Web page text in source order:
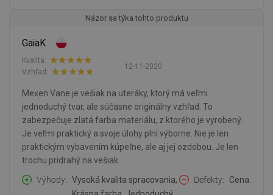
Názor sa týka tohto produktu
GaiaK
12-11-2020
Kvalita:
Vzhľad:
Mexen Vane je vešiak na uteráky, ktorý má veľmi
jednoduchý tvar, ale súčasne originálny vzhľad. To
zabezpečuje zlatá farba materiálu, z ktorého je vyrobený.
Je veľmi praktický a svoje úlohy plní výborne. Nie je len
praktickým vybavením kúpeľne, ale aj jej ozdobou. Je len
trochu pridrahý na vešiak.
Výhody
Vysoká kvalita spracovania,
Defekty Cena.